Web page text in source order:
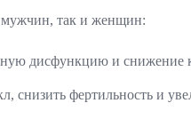
мужчин, так и женщин:
дисфункцию и снижение
снизить фертильность и